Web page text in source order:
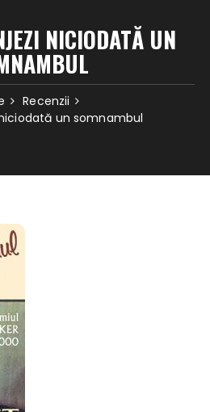
NICIODATĂ UN
Recenzii
un somnambul